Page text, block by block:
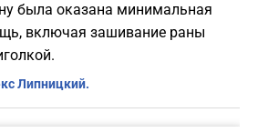
была оказана минимальная
включая зашивание раны
Липницкий.